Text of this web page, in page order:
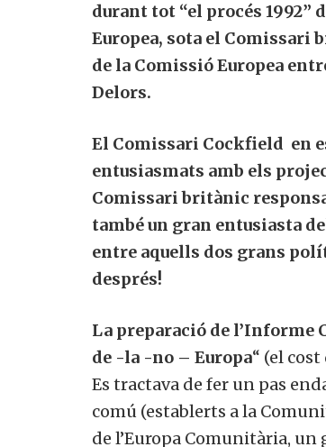
durant tot “el procés 1992”
Europea, sota el
de la Comissió Europea
Delors.
El Comissari Cockfield en
entusiasmats amb els
Comissari britànic
també un gran entusiasta
entre aquells dos grans
després!
La preparació de l’Informe
de -la -no – Europa“ (el
Es tractava de fer un pas
comú (establerts a la
de l’Europa Comunitària,